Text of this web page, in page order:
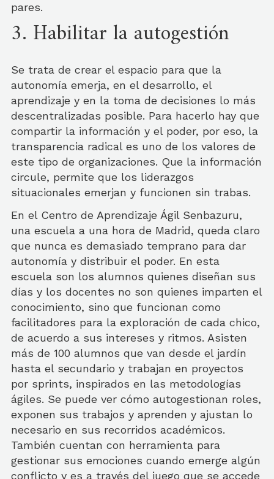
pares.
3. Habilitar la autogestión
Se trata de crear el espacio para que la
autonomía emerja, en el desarrollo, el
aprendizaje y en la toma de decisiones lo más
descentralizadas posible. Para hacerlo hay que
compartir la información y el poder, por eso, la
transparencia radical es uno de los valores de
este tipo de organizaciones. Que la información
circule, permite que los liderazgos
situacionales emerjan y funcionen sin trabas.
En el Centro de Aprendizaje Ágil Senbazuru,
una escuela a una hora de Madrid, queda claro
que nunca es demasiado temprano para dar
autonomía y distribuir el poder. En esta
escuela son los alumnos quienes diseñan sus
días y los docentes no son quienes imparten el
conocimiento, sino que funcionan como
facilitadores para la exploración de cada chico,
de acuerdo a sus intereses y ritmos. Asisten
más de 100 alumnos que van desde el jardín
hasta el secundario y trabajan en proyectos
por sprints, inspirados en las metodologías
ágiles. Se puede ver cómo autogestionan roles,
exponen sus trabajos y aprenden y ajustan lo
necesario en sus recorridos académicos.
También cuentan con herramienta para
gestionar sus emociones cuando emerge algún
conflicto y es a través del juego que se accede